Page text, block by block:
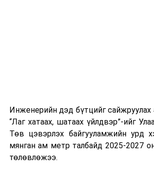
Инженерийн дэд бүтцийг
“Лаг хатаах, шатаах үйлдвэр”-ийг
Төв цэвэрлэх байгууламжийн урд
мянган ам метр талбайд 2025-2027
төлөвлөжээ.